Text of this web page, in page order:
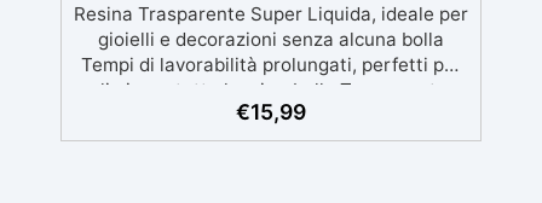
Resina Trasparente Super Liquida, ideale per
gioielli e decorazioni senza alcuna bolla
Tempi di lavorabilità prolungati, perfetti per
eliminare tutte le microbolle Trasparente,
resistente all'ingiallimento per colate da
2mm fino a 2 cm, minimizzando le bolle d'aria
€15,99